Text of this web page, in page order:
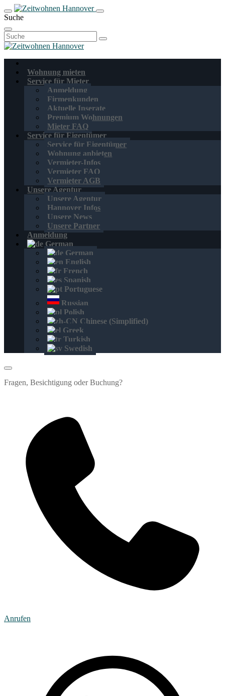
Suche
Suchen
nach:
Wohnung mieten
Service für Mieter
Anmeldung
Firmenkunden
Aktuelle Inserate
Premium Wohnungen
Mieter FAQ
Service für Eigentümer
Service für Eigentümer
Wohnung anbieten
Vermieter-Infos
Vermieter FAQ
Vermieter AGB
Unsere Agentur
Unsere Agentur
Hannover Infos
Unsere News
Unsere Partner
Anmeldung
German
German
English
French
Spanish
Portuguese
Russian
Polish
Chinese (Simplified)
Greek
Turkish
Swedish
Fragen, Besichtigung oder Buchung?
Anrufen